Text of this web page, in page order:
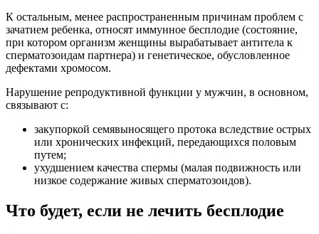
К остальным, менее распространенным причинам проблем с
зачатием ребенка, относят иммунное бесплодие (состояние,
при котором организм женщины вырабатывает антитела к
сперматозоидам партнера) и генетическое, обусловленное
дефектами хромосом.
Нарушение репродуктивной функции у мужчин, в основном,
связывают с:
закупоркой семявыносящего протока вследствие острых
или хронических инфекций, передающихся половым
путем;
ухудшением качества спермы (малая подвижность или
низкое содержание живых сперматозоидов).
Что будет, если не лечить бесплодие